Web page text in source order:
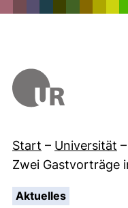
Start – Universität –
Zwei Gastvorträge
Aktuelles: